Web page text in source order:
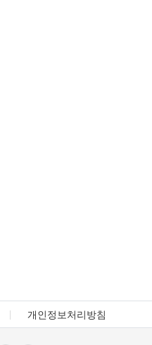
개인정보처리방침